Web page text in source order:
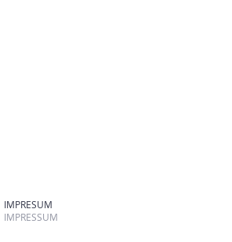
IMPRESUM
IMPRESSUM